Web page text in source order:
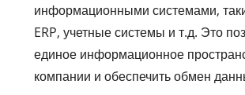
информационными системами,
ERP, учетные системы и т.д. Это
единое информационное
компании и обеспечить обмен